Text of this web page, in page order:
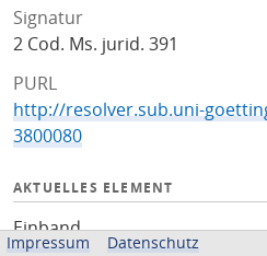
Signatur
2 Cod. Ms. jurid. 391
PURL
http://resolver.sub.uni-
3800080
AKTUELLES ELEMENT
Einband
Impressum Datenschutz